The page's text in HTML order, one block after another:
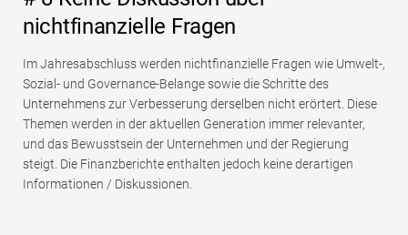
nichtfinanzielle Fragen
Im Jahresabschluss werden nichtfinanzielle Fragen wie Umwelt-,
Sozial- und Governance-Belange sowie die Schritte des
Unternehmens zur Verbesserung derselben nicht erörtert. Diese
Themen werden in der aktuellen Generation immer relevanter,
und das Bewusstsein der Unternehmen und der Regierung
steigt. Die Finanzberichte enthalten jedoch keine derartigen
Informationen / Diskussionen.